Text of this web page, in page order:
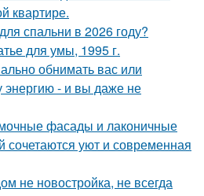
квартире.
спальни в 2026 году?
для умы, 1995 г.
обнимать вас или
- и вы даже не
фасады и лаконичные
сочетаются уют и современная
не новостройка, не всегда